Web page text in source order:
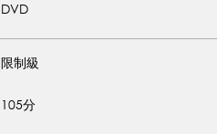
DVD
限制級
105分